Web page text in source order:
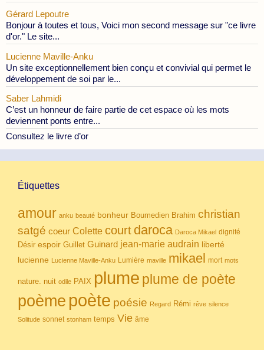
Gérard Lepoutre
Bonjour à toutes et tous, Voici mon second message sur "ce livre
d'or." Le site...
Lucienne Maville-Anku
Un site exceptionnellement bien conçu et convivial qui permet le
développement de soi par le...
Saber Lahmidi
C’est un honneur de faire partie de cet espace où les mots
deviennent ponts entre...
Consultez le livre d’or
Étiquettes
amour anku beauté bonheur Boumedien Brahim christian
satgé coeur Colette court daroca Daroca Mikael dignité
Désir espoir Guillet Guinard jean-marie audrain liberté
lucienne Lucienne Maville-Anku Lumière maville mikael mort mots
nature. nuit odile PAIX plume plume de poète
poème poète poésie Regard Rémi rêve silence
Solitude sonnet stonham temps Vie âme